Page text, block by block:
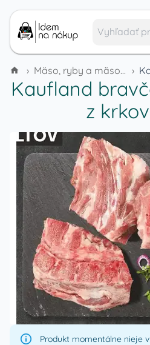
› Mäso, ryby a mäsové výrobky ›
Kaufland
z
Produkt momentálne nieje